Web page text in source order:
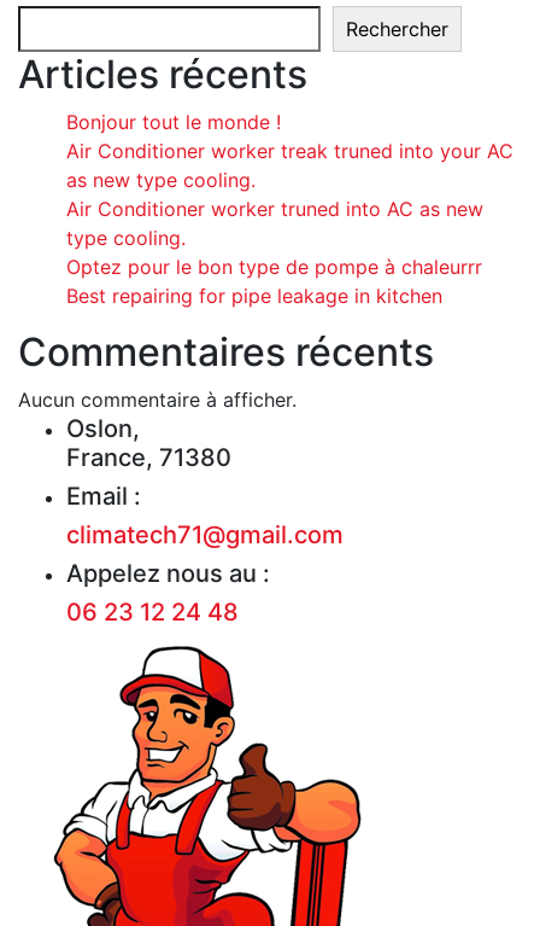
Rechercher
Articles récents
Bonjour tout le monde !
Air Conditioner worker treak truned into your AC
as new type cooling.
Air Conditioner worker truned into AC as new
type cooling.
Optez pour le bon type de pompe à chaleurrr
Best repairing for pipe leakage in kitchen
Commentaires récents
Aucun commentaire à afficher.
Oslon,
France, 71380
Email :
climatech71@gmail.com
Appelez nous au :
06 23 12 24 48